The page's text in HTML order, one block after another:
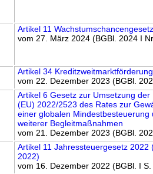
Artikel 11
vom 27. März 2024 (BGBl. 2024 I
Artikel 34
vom 22. Dezember 2023 (BGBl.
Artikel 6 Gesetz zur Umsetzung der
(EU) 2022/2523 des Rates zur
einer globalen Mindestbesteuerung
weiterer Begleitmaßnahmen
vom 21. Dezember 2023 (BGBl.
Artikel 11 Jahressteuergesetz 2022
2022)
vom 16. Dezember 2022 (BGBl. I